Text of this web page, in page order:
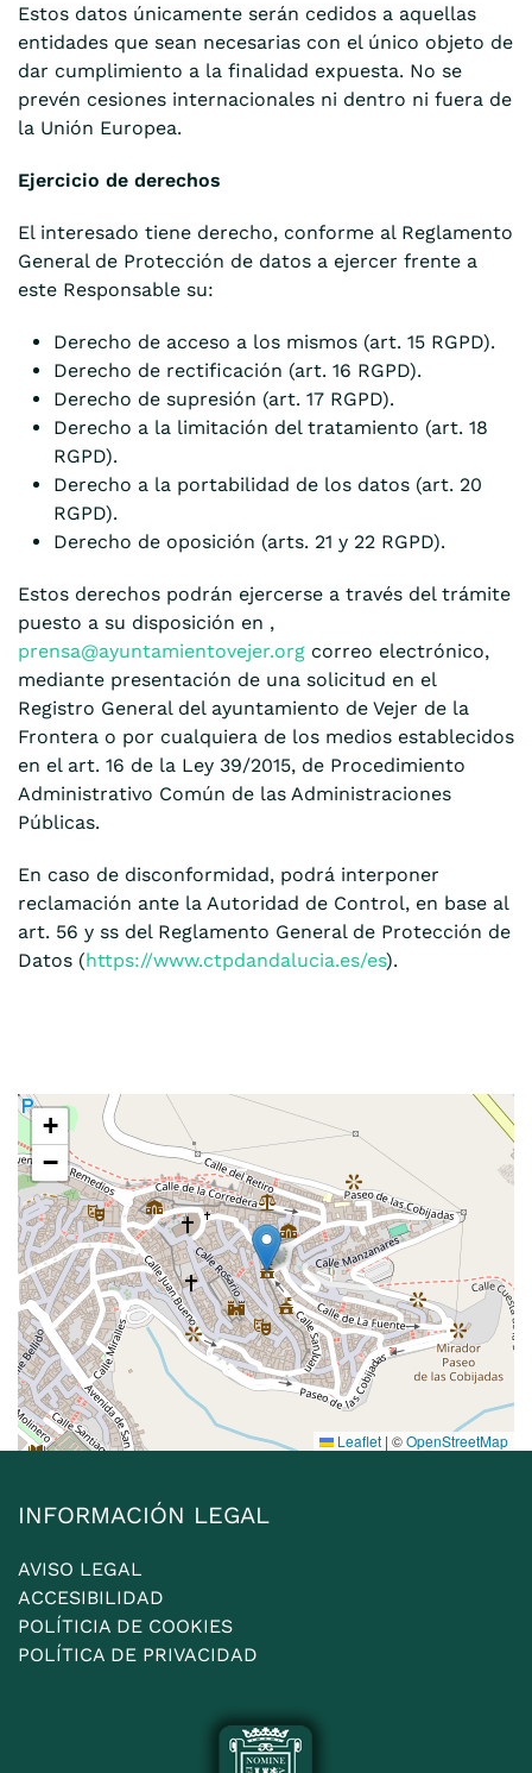
Estos datos únicamente serán cedidos a aquellas
entidades que sean necesarias con el único objeto de
dar cumplimiento a la finalidad expuesta. No se
prevén cesiones internacionales ni dentro ni fuera de
la Unión Europea.
Ejercicio de derechos
El interesado tiene derecho, conforme al Reglamento
General de Protección de datos a ejercer frente a
este Responsable su:
Derecho de acceso a los mismos (art. 15 RGPD).
Derecho de rectificación (art. 16 RGPD).
Derecho de supresión (art. 17 RGPD).
Derecho a la limitación del tratamiento (art. 18
RGPD).
Derecho a la portabilidad de los datos (art. 20
RGPD).
Derecho de oposición (arts. 21 y 22 RGPD).
Estos derechos podrán ejercerse a través del trámite
puesto a su disposición en ,
prensa@ayuntamientovejer.org correo electrónico,
mediante presentación de una solicitud en el
Registro General del ayuntamiento de Vejer de la
Frontera o por cualquiera de los medios establecidos
en el art. 16 de la Ley 39/2015, de Procedimiento
Administrativo Común de las Administraciones
Públicas.
En caso de disconformidad, podrá interponer
reclamación ante la Autoridad de Control, en base al
art. 56 y ss del Reglamento General de Protección de
Datos (https://www.ctpdandalucia.es/es).
+
−
Leaflet | ©OpenStreetMap
INFORMACIÓN LEGAL
AVISO LEGAL
ACCESIBILIDAD
POLÍTICIA DE COOKIES
POLÍTICA DE PRIVACIDAD